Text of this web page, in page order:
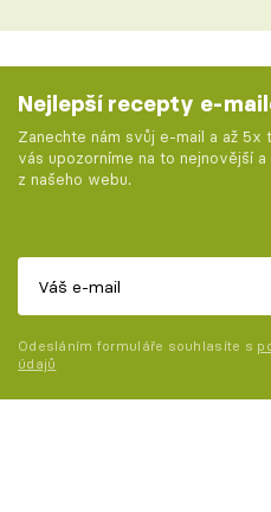
Nejlepší recepty e-
Zanechte nám svůj e-mail a až 5x
vás upozorníme na to nejnovější a
z našeho webu.
Odesláním formuláře souhlasíte s
údajů